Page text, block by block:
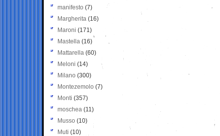
manifesto (7)
Margherita (16)
Maroni (171)
Mastella (16)
Mattarella (60)
Meloni (14)
Milano (300)
Montezemolo (7)
Monti (357)
moschea (11)
Musso (10)
Muti (10)